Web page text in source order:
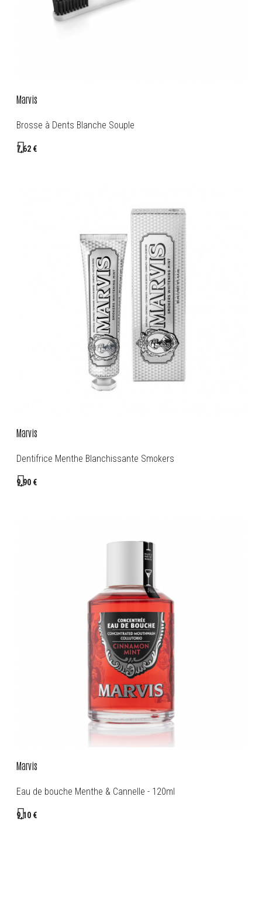
Marvis
Brosse à Dents Blanche Souple
7,62 €
Marvis
Dentifrice Menthe Blanchissante Smokers
9,90 €
Marvis
Eau de bouche Menthe & Cannelle - 120ml
9,10 €